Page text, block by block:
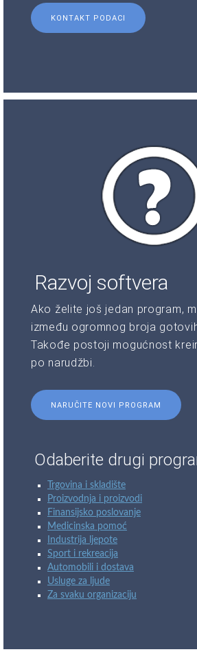
KONTAKT PODACI
Razvoj softvera
Ako želite još jedan program,
između ogromnog broja
Takođe postoji mogućnost
po narudžbi.
NARUČITE NOVI PROGRAM
Odaberite drugi
Trgovina i skladište
Proizvodnja i proizvodi
Finansijsko poslovanje
Medicinska pomoć
Industrija ljepote
Sport i rekreacija
Automobili i dostava
Usluge za ljude
Za svaku organizaciju